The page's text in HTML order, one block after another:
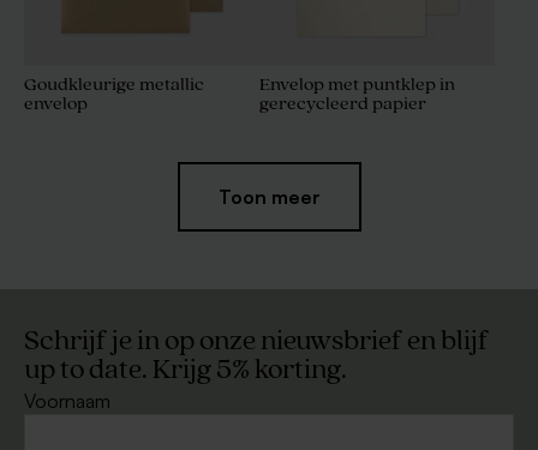
Goudkleurige metallic
envelop
Envelop met puntklep in
gerecycleerd papier
Bruine kraft enveloppe
Toon meer
Schrijf je in op onze nieuwsbrief en blijf
up to date. Krijg 5% korting.
Voornaam